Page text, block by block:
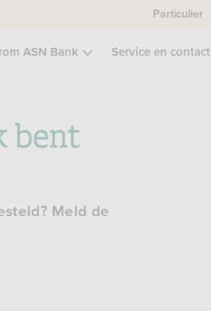
Particulier
ASN Bank Service en contact
bent
Meld de